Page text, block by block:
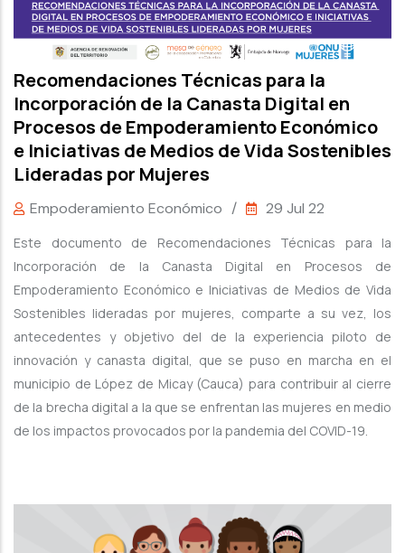
Recomendaciones Técnicas para la
Incorporación de la Canasta Digital en
Procesos de Empoderamiento Económico
e Iniciativas de Medios de Vida Sostenibles
Lideradas por Mujeres
Empoderamiento Económico / 29 Jul 22
Este documento de Recomendaciones Técnicas para la
Incorporación de la Canasta Digital en Procesos de
Empoderamiento Económico e Iniciativas de Medios de Vida
Sostenibles lideradas por mujeres, comparte a su vez, los
antecedentes y objetivo del de la experiencia piloto de
innovación y canasta digital, que se puso en marcha en el
municipio de López de Micay (Cauca) para contribuir al cierre
de la brecha digital a la que se enfrentan las mujeres en medio
de los impactos provocados por la pandemia del COVID-19.